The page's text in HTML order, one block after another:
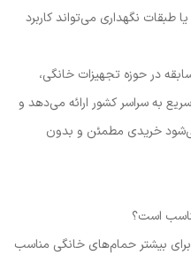
طبقات نگهداری می‌تواند کاربرد
ما با بیش از ۱۰ سال سابقه در حوزه تجهیزات خانگی،
به سراسر کشور ارائه می‌دهد و
خریدی مطمئن و بدون
است؟
بیشتر حمام‌های خانگی مناسب